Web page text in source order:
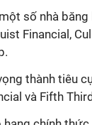
số nhà
Financial,
thành tiêu
và Fifth